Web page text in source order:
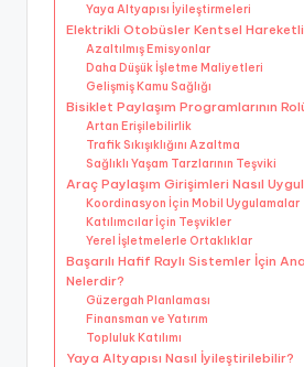
Yaya Altyapısı İyileştirmeleri
Elektrikli Otobüsler Kentsel
Azaltılmış Emisyonlar
Daha Düşük İşletme Maliyetleri
Gelişmiş Kamu Sağlığı
Bisiklet Paylaşım Programlarının
Artan Erişilebilirlik
Trafik Sıkışıklığını Azaltma
Sağlıklı Yaşam Tarzlarının Teşviki
Araç Paylaşım Girişimleri Nasıl
Koordinasyon İçin Mobil Uygulamalar
Katılımcılar İçin Teşvikler
Yerel İşletmelerle Ortaklıklar
Başarılı Hafif Raylı Sistemler İçin
Nelerdir?
Güzergah Planlaması
Finansman ve Yatırım
Topluluk Katılımı
Yaya Altyapısı Nasıl İyileştirilebilir?